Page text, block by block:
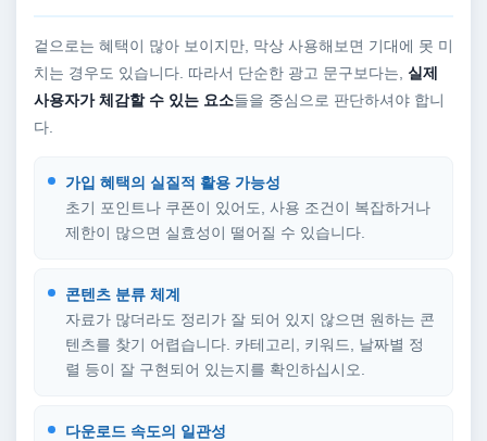
겉으로는 혜택이 많아 보이지만, 막상 사용해보면 기대에 못 미
치는 경우도 있습니다. 따라서 단순한 광고 문구보다는, 실제
사용자가 체감할 수 있는 요소들을 중심으로 판단하셔야 합니
다.
가입 혜택의 실질적 활용 가능성
초기 포인트나 쿠폰이 있어도, 사용 조건이 복잡하거나
제한이 많으면 실효성이 떨어질 수 있습니다.
콘텐츠 분류 체계
자료가 많더라도 정리가 잘 되어 있지 않으면 원하는 콘
텐츠를 찾기 어렵습니다. 카테고리, 키워드, 날짜별 정
렬 등이 잘 구현되어 있는지를 확인하십시오.
다운로드 속도의 일관성